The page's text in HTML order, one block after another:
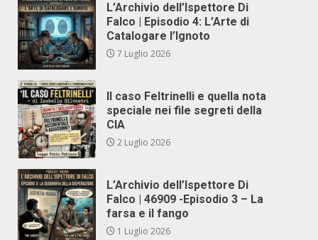
L’Archivio dell’Ispettore Di
Falco | Episodio 4: L’Arte di
Catalogare l’Ignoto
7 Luglio 2026
Il caso Feltrinelli e quella nota
speciale nei file segreti della
CIA
2 Luglio 2026
L’Archivio dell’Ispettore Di
Falco | 46909 -Episodio 3 – La
farsa e il fango
1 Luglio 2026